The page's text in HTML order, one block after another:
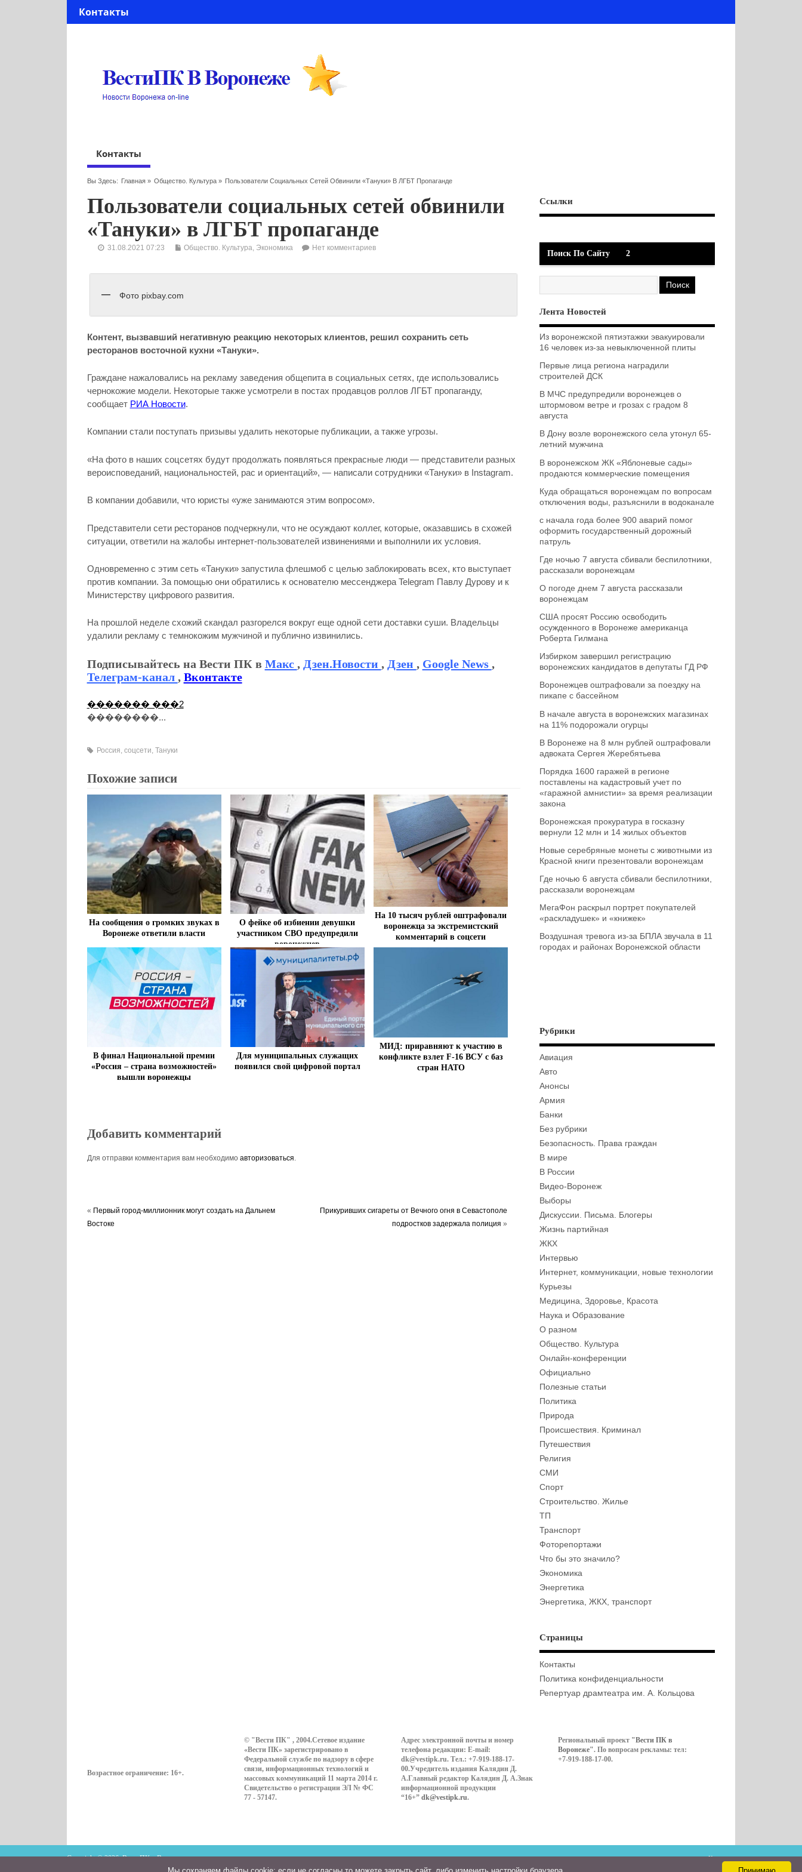
Контакты
Контакты
Вы Здесь: Главная» Общество. Культура » Пользователи Социальных Сетей Обвинили «Тануки» В ЛГБТ Пропаганде
Пользователи социальных сетей обвинили
«Тануки» в ЛГБТ пропаганде
31.08.2021 07:23 Общество. Культура, Экономика Нет комментариев
Фото pixbay.com
Контент, вызвавший негативную реакцию некоторых клиентов, решил сохранить сеть
ресторанов восточной кухни «Тануки».
Граждане нажаловались на рекламу заведения общепита в социальных сетях, где использовались
чернокожие модели. Некоторые также усмотрели в постах продавцов роллов ЛГБТ пропаганду,
сообщает РИА Новости.
Компании стали поступать призывы удалить некоторые публикации, а также угрозы.
«На фото в наших соцсетях будут продолжать появляться прекрасные люди — представители разных
вероисповеданий, национальностей, рас и ориентаций», — написали сотрудники «Тануки» в Instagram.
В компании добавили, что юристы «уже занимаются этим вопросом».
Представители сети ресторанов подчеркнули, что не осуждают коллег, которые, оказавшись в схожей
ситуации, ответили на жалобы интернет-пользователей извинениями и выполнили их условия.
Одновременно с этим сеть «Тануки» запустила флешмоб с целью заблокировать всех, кто выступает
против компании. За помощью они обратились к основателю мессенджера Telegram Павлу Дурову и к
Министерству цифрового развития.
На прошлой неделе схожий скандал разгорелся вокруг еще одной сети доставки суши. Владельцы
удалили рекламу с темнокожим мужчиной и публично извинились.
Подписывайтесь на Вести ПК в Макс , Дзен.Новости , Дзен , Google News ,
Телеграм-канал , Вконтакте
������� ���2
��������...
Россия, соцсети, Тануки
Похожие записи
На сообщения о громких звуках в
Воронеже ответили власти
О фейке об избиении девушки
участником СВО предупредили
воронежцев
На 10 тысяч рублей оштрафовали
воронежца за экстремистский
комментарий в соцсети
В финал Национальной премии
«Россия – страна возможностей»
вышли воронежцы
Для муниципальных служащих
появился свой цифровой портал
МИД: приравняют к участию в
конфликте взлет F-16 ВСУ с баз
стран НАТО
Добавить комментарий
Для отправки комментария вам необходимо авторизоваться.
« Первый город-миллионник могут создать на Дальнем
Востоке
Прикуривших сигареты от Вечного огня в Севастополе
подростков задержала полиция »
Ссылки
Поиск По Сайту 2
Лента Новостей
Из воронежской пятиэтажки эвакуировали
16 человек из-за невыключенной плиты
Первые лица региона наградили
строителей ДСК
В МЧС предупредили воронежцев о
штормовом ветре и грозах с градом 8
августа
В Дону возле воронежского села утонул 65-
летний мужчина
В воронежском ЖК «Яблоневые сады»
продаются коммерческие помещения
Куда обращаться воронежцам по вопросам
отключения воды, разъяснили в водоканале
с начала года более 900 аварий помог
оформить государственный дорожный
патруль
Где ночью 7 августа сбивали беспилотники,
рассказали воронежцам
О погоде днем 7 августа рассказали
воронежцам
США просят Россию освободить
осужденного в Воронеже американца
Роберта Гилмана
Избирком завершил регистрацию
воронежских кандидатов в депутаты ГД РФ
Воронежцев оштрафовали за поездку на
пикапе с бассейном
В начале августа в воронежских магазинах
на 11% подорожали огурцы
В Воронеже на 8 млн рублей оштрафовали
адвоката Сергея Жеребятьева
Порядка 1600 гаражей в регионе
поставлены на кадастровый учет по
«гаражной амнистии» за время реализации
закона
Воронежская прокуратура в госказну
вернули 12 млн и 14 жилых объектов
Новые серебряные монеты с животными из
Красной книги презентовали воронежцам
Где ночью 6 августа сбивали беспилотники,
рассказали воронежцам
МегаФон раскрыл портрет покупателей
«раскладушек» и «книжек»
Воздушная тревога из-за БПЛА звучала в 11
городах и районах Воронежской области
Рубрики
Авиация
Авто
Анонсы
Армия
Банки
Без рубрики
Безопасность. Права граждан
В мире
В России
Видео-Воронеж
Выборы
Дискуссии. Письма. Блогеры
Жизнь партийная
ЖКХ
Интервью
Интернет, коммуникации, новые технологии
Курьезы
Медицина, Здоровье, Красота
Наука и Образование
О разном
Общество. Культура
Онлайн-конференции
Официально
Полезные статьи
Политика
Природа
Происшествия. Криминал
Путешествия
Религия
СМИ
Спорт
Строительство. Жилье
ТП
Транспорт
Фоторепортажи
Что бы это значило?
Экономика
Энергетика
Энергетика, ЖКХ, транспорт
Страницы
Контакты
Политика конфиденциальности
Репертуар драмтеатра им. А. Кольцова
Возрастное ограничение: 16+.
© "Вести ПК" , 2004.Сетевое издание
«Вести ПК» зарегистрировано в
Федеральной службе по надзору в сфере
связи, информационных технологий и
массовых коммуникаций 11 марта 2014 г.
Свидетельство о регистрации ЭЛ № ФС
77 - 57147.
Адрес электронной почты и номер
телефона редакции: E-mail:
dk@vestipk.ru. Тел.: +7-919-188-17-
00.Учредитель издания Калядин Д.
А.Главный редактор Калядин Д. А.Знак
информационной продукции
“16+” dk@vestipk.ru.
Региональный проект "Вести ПК в
Воронеже". По вопросам рекламы: тел:
+7-919-188-17-00.
Copyright © 2026. ВестиПК в Воронеже Контакты